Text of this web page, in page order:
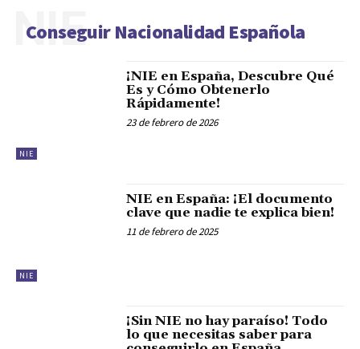
Conseguir Nacionalidad Española
NIE
NIE
¡NIE en España, Descubre Qué
Es y Cómo Obtenerlo
Rápidamente!
23 de febrero de 2026
NIE
NIE en España: ¡El documento
clave que nadie te explica bien!
11 de febrero de 2025
¡Sin NIE no hay paraíso! Todo
lo que necesitas saber para